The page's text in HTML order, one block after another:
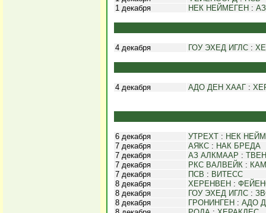
1 декабря
НЕК НЕЙМЕГЕН :
4 декабря ГОУ ЭХЕД ИГЛС :
4 декабря АДО ДЕН ХААГ :
6 декабря УТРЕХТ : НЕК
7 декабря
АЯКС : НАК БРЕДА
7 декабря
АЗ АЛКМААР :
7 декабря
РКС ВАЛВЕЙК :
7 декабря
ПСВ : ВИТЕСС
8 декабря
ХЕРЕНВЕН :
8 декабря
ГОУ ЭХЕД ИГЛС :
8 декабря
ГРОНИНГЕН : АДО